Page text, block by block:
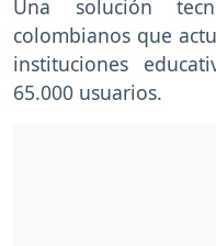
Una solución
colombianos que
instituciones
65.000 usuarios.